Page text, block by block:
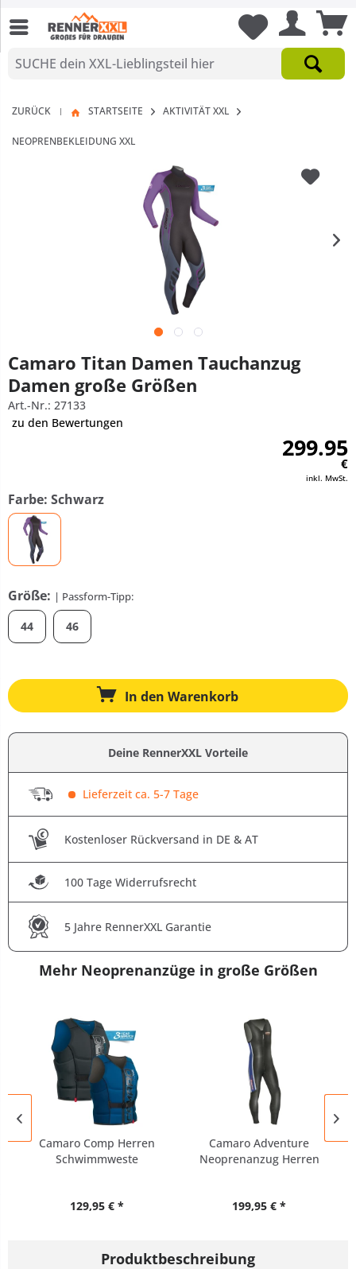
ZURÜCK | STARTSEITE AKTIVITÄT XXL
NEOPRENBEKLEIDUNG XXL
Camaro Titan Damen Tauchanzug
Damen große Größen
Art.-Nr.: 27133
zu den Bewertungen
299.95
€
inkl. MwSt.
Farbe: Schwarz
Größe: | Passform-Tipp:
44 46
In den Warenkorb
Deine RennerXXL Vorteile
Lieferzeit ca. 5-7 Tage
Kostenloser Rückversand in DE & AT
100 Tage Widerrufsrecht
5 Jahre RennerXXL Garantie
Mehr Neoprenanzüge in große Größen
Camaro Comp Herren
Schwimmweste
129,95 € *
Camaro Adventure
Neoprenanzug Herren
199,95 € *
Produktbeschreibung